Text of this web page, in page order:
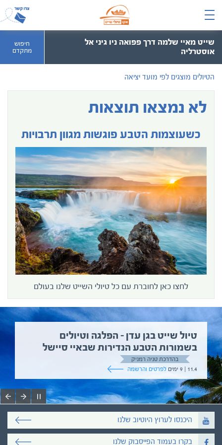
שייט מאיי שלמה דרך פפואה ניו גיני אל
אוסטרליה
חיפוש
מתקדם
הטיולים מוצגים לפי מועד יציאה
לא נמצאו תוצאות
כשעוצמות הטבע פוגשות מגוון תרבויות
לחצו כאן לחוברת עם כל טיולי השייט שלנו בעולם
טיול שייט בגן עדן – הפלגה וטיולים
בשמורות הטבע הנדירות שבאיי סיישל
בהדרכת טניה רמניק
11.4 | 9 ימים
לפרטים והרשמה
היכנסו לערוץ היוטיוב שלנו
בקרו בעמוד הפייסבוק שלנו